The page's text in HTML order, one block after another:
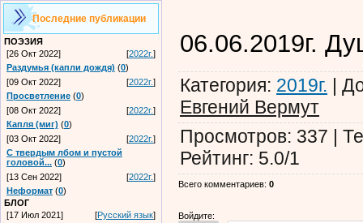
Последние публикации
ПОЭЗИЯ
[26 Окт 2022]
[2022г.]
Раздумья (капли дождя) (0)
[09 Окт 2022]
[2022г.]
Просветление (0)
[08 Окт 2022]
[2022г.]
Капля (миг) (0)
[03 Окт 2022]
[2022г.]
С твердым лбом и пустой
головой... (0)
[13 Сен 2022]
[2022г.]
Неформат (0)
БЛОГ
[17 Июл 2021]
[Русский язык]
06.06.2019г.
Категория: 2019г. |
Евгений Вермут
Просмотров: 337 |
Рейтинг: 5.0/1
Всего комментариев: 0
Войдите: